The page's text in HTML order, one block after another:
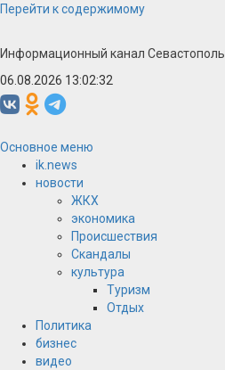
Перейти к содержимому
Информационный канал Севастополь
06.08.2026 13:02:32
Основное меню
ik.news
новости
ЖКХ
экономика
Происшествия
Скандалы
культура
Туризм
Отдых
Политика
бизнес
видео